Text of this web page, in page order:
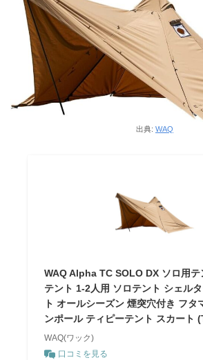
出典: WAQ
WAQ Alpha TC SOLO DX ソロ用テ
テント 1-2人用 ソロテント シェル
ト オールシーズン 煙突穴付き フタ
ンポール ティピーテント スカート
WAQ(ワック)
口コミを見る